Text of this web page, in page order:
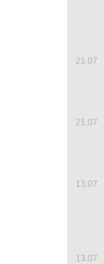
21.07
21.07
13.07
13.07